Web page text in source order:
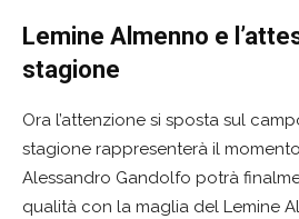
Lemine Almenno e
stagione
Ora l’attenzione si sposta sul
stagione rappresenterà il
Alessandro Gandolfo potrà
qualità con la maglia del Lemine